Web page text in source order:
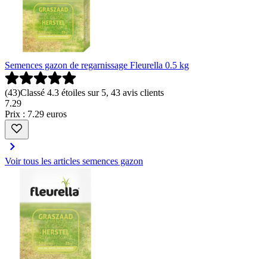
Semences gazon de regarnissage Fleurella 0.5 kg
(43)Classé 4.3 étoiles sur 5, 43 avis clients
7.29
Prix : 7.29 euros
Voir tous les articles semences gazon